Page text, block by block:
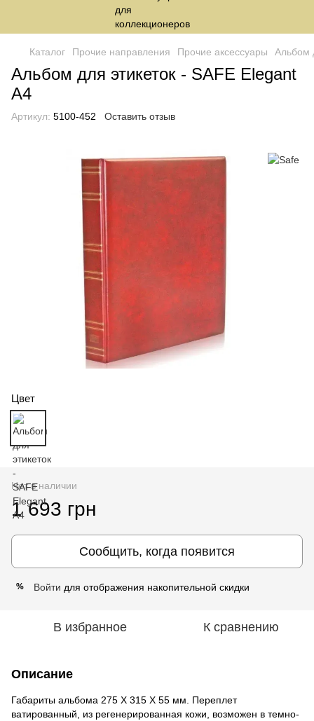
Каталог Прочие направления Прочие аксессуары Альбом
Альбом для этикеток - SAFE Elegant
A4
Артикул: 5100-452 Оставить отзыв
Цвет
Нет в наличии
1 693 грн
Сообщить, когда появится
% Войти для отображения накопительной скидки
В избранное К сравнению
Описание
Габариты альбома 275 Х 315 Х 55 мм. Переплет
ватированный, из регенерированная кожи, возможен в темно-